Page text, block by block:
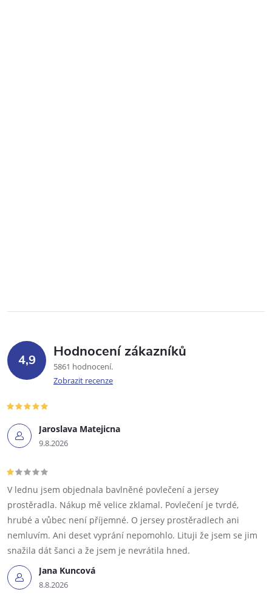
4,9 Hodnocení zákazníků
5861 hodnocení
Zobrazit recenze
Jaroslava Matejicna
9.8.2026
Jana Kuncová
8.8.2026
V lednu jsem objednala bavlněné povlečení a jersey
prostěradla. Nákup mě velice zklamal. Povlečení je tvrdé,
hrubé a vůbec není příjemné. O jersey prostěradlech ani
nemluvím. Ani deset vyprání nepomohlo. Lituji že jsem se jim
snažila dát šanci a že jsem je nevrátila hned.